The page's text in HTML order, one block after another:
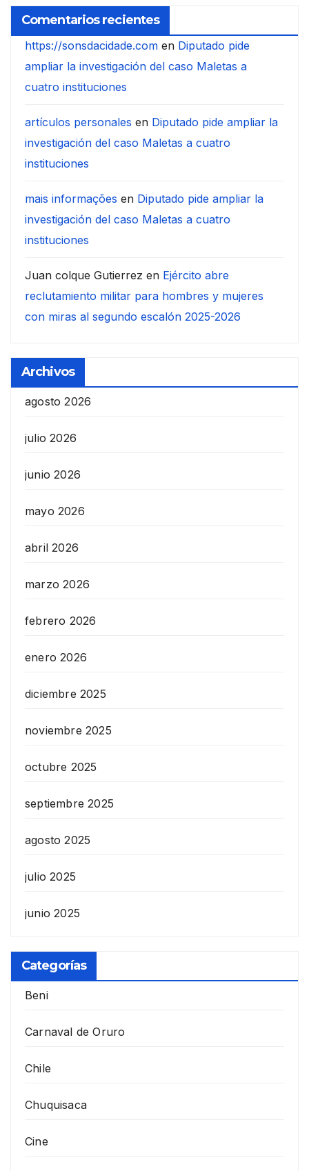
Comentarios recientes
https://sonsdacidade.com en Diputado pide
ampliar la investigación del caso Maletas a
cuatro instituciones
artículos personales en Diputado pide ampliar la
investigación del caso Maletas a cuatro
instituciones
mais informações en Diputado pide ampliar la
investigación del caso Maletas a cuatro
instituciones
Juan colque Gutierrez en Ejército abre
reclutamiento militar para hombres y mujeres
con miras al segundo escalón 2025-2026
Archivos
agosto 2026
julio 2026
junio 2026
mayo 2026
abril 2026
marzo 2026
febrero 2026
enero 2026
diciembre 2025
noviembre 2025
octubre 2025
septiembre 2025
agosto 2025
julio 2025
junio 2025
Categorías
Beni
Carnaval de Oruro
Chile
Chuquisaca
Cine